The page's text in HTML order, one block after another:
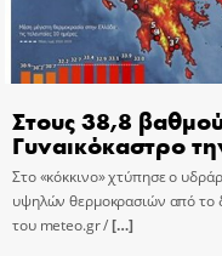
Στους 38,8
Γυναικόκαστρο
Στο «κόκκινο» χτύπησε ο
υψηλών θερμοκρασιών από το
του meteo.gr /[…]